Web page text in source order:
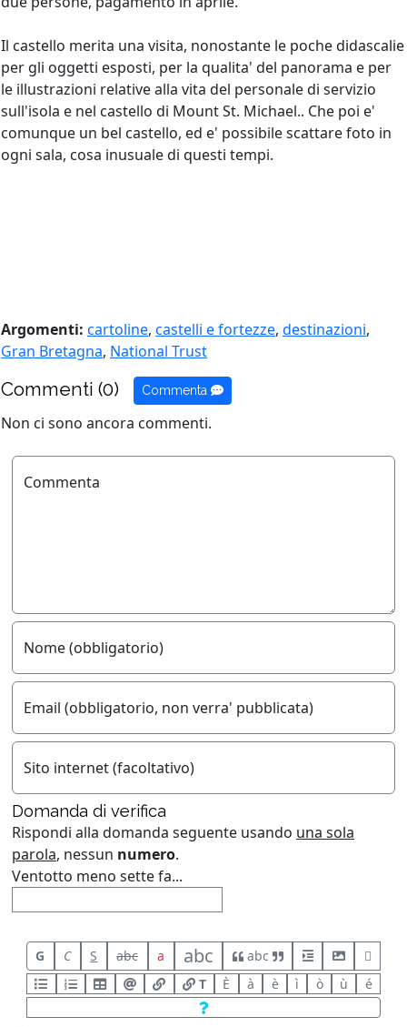
Il castello merita una visita, nonostante le poche didascalie
per gli oggetti esposti, per la qualita' del panorama e per
le illustrazioni relative alla vita del personale di servizio
sull'isola e nel castello di Mount St. Michael.. Che poi e'
comunque un bel castello, ed e' possibile scattare foto in
ogni sala, cosa inusuale di questi tempi.
Argomenti: cartoline, castelli e fortezze, destinazioni,
Gran Bretagna, National Trust
Commenti (0) Commenta
Non ci sono ancora commenti.
Commenta
Nome (obbligatorio)
Email (obbligatorio, non verra' pubblicata)
Sito internet (facoltativo)
Domanda di verifica
Rispondi alla domanda seguente usando una sola
parola, nessun numero.
Ventotto meno sette fa...
G C S abc a abc
abc
T
È à è ì ò ù é